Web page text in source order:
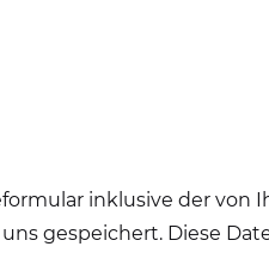
inklusive der von
gespeichert. Diese